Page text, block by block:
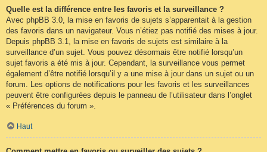
Quelle est la différence entre les favoris et la surveillance ?
Avec phpBB 3.0, la mise en favoris de sujets s’apparentait à la gestion
des favoris dans un navigateur. Vous n’étiez pas notifié des mises à jour.
Depuis phpBB 3.1, la mise en favoris de sujets est similaire à la
surveillance d’un sujet. Vous pouvez désormais être notifié lorsqu’un
sujet favoris a été mis à jour. Cependant, la surveillance vous permet
également d’être notifié lorsqu’il y a une mise à jour dans un sujet ou un
forum. Les options de notifications pour les favoris et les surveillances
peuvent être configurées depuis le panneau de l’utilisateur dans l’onglet
« Préférences du forum ».
Haut